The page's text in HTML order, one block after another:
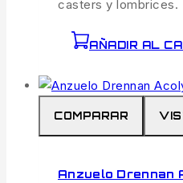
casters y lombrices.
AÑADIR AL
COMPARAR
Anzuelo Drennan